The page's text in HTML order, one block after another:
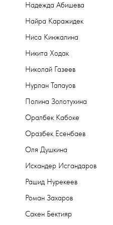
Надежда Абишева
Найра Каражидек
Ниса Кинжалина
Никита Ходак
Николай Газеев
Нурлан Тапауов
Полина Золотухина
Оралбек Кабоке
Оразбек Есенбаев
Оля Душкина
Искандер Исгандаров
Рашид Нурекеев
Роман Захаров
Сакен Бектияр